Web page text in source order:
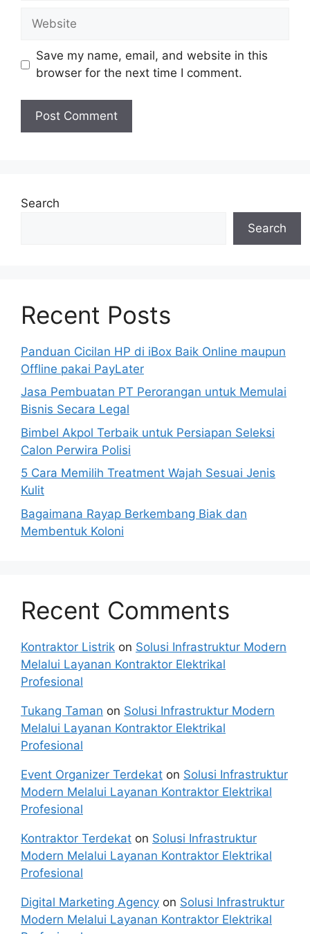
Website
Save my name, email, and website in this
browser for the next time I comment.
Search
Search
Recent Posts
Panduan Cicilan HP di iBox Baik Online maupun
Offline pakai PayLater
Jasa Pembuatan PT Perorangan untuk Memulai
Bisnis Secara Legal
Bimbel Akpol Terbaik untuk Persiapan Seleksi
Calon Perwira Polisi
5 Cara Memilih Treatment Wajah Sesuai Jenis
Kulit
Bagaimana Rayap Berkembang Biak dan
Membentuk Koloni
Recent Comments
Kontraktor Listrik on Solusi Infrastruktur Modern
Melalui Layanan Kontraktor Elektrikal
Profesional
Tukang Taman on Solusi Infrastruktur Modern
Melalui Layanan Kontraktor Elektrikal
Profesional
Event Organizer Terdekat on Solusi Infrastruktur
Modern Melalui Layanan Kontraktor Elektrikal
Profesional
Kontraktor Terdekat on Solusi Infrastruktur
Modern Melalui Layanan Kontraktor Elektrikal
Profesional
Digital Marketing Agency on Solusi Infrastruktur
Modern Melalui Layanan Kontraktor Elektrikal